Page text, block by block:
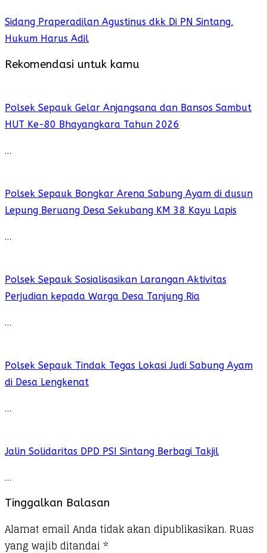
Sidang Praperadilan Agustinus dkk Di PN Sintang,
Hukum Harus Adil
Rekomendasi untuk kamu
Polsek Sepauk Gelar Anjangsana dan Bansos Sambut
HUT Ke-80 Bhayangkara Tahun 2026
…
Polsek Sepauk Bongkar Arena Sabung Ayam di dusun
Lepung Beruang Desa Sekubang KM 38 Kayu Lapis
…
Polsek Sepauk Sosialisasikan Larangan Aktivitas
Perjudian kepada Warga Desa Tanjung Ria
…
Polsek Sepauk Tindak Tegas Lokasi Judi Sabung Ayam
di Desa Lengkenat
…
Jalin Solidaritas DPD PSI Sintang Berbagi Takjil
…
Tinggalkan Balasan
Alamat email Anda tidak akan dipublikasikan. Ruas
yang wajib ditandai *